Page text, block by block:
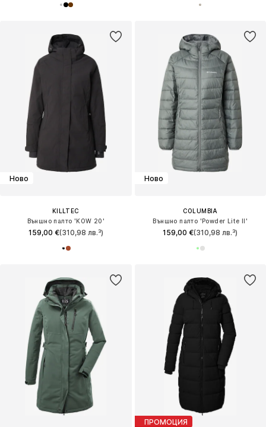
Ново
KILLTEC
Външно палто 'KOW 20'
159,00 €(310,98 лв.³)
Ново
COLUMBIA
Външно палто 'Powder Lite II'
159,00 €(310,98 лв.³)
ПРОМОЦИЯ